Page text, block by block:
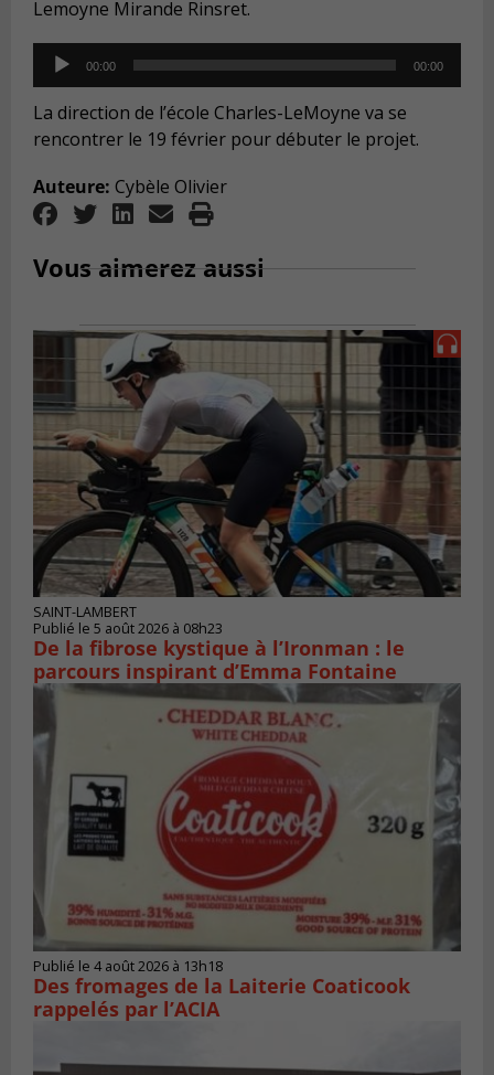
Lemoyne Mirande Rinsret.
Audio
Player
00:00 00:00
La direction de l’école Charles-LeMoyne va se
rencontrer le 19 février pour débuter le projet.
Auteure: Cybèle Olivier
Vous aimerez aussi
SAINT-LAMBERT
Publié le 5 août 2026 à 08h23
De la fibrose kystique à l’Ironman : le
parcours inspirant d’Emma Fontaine
Publié le 4 août 2026 à 13h18
Des fromages de la Laiterie Coaticook
rappelés par l’ACIA